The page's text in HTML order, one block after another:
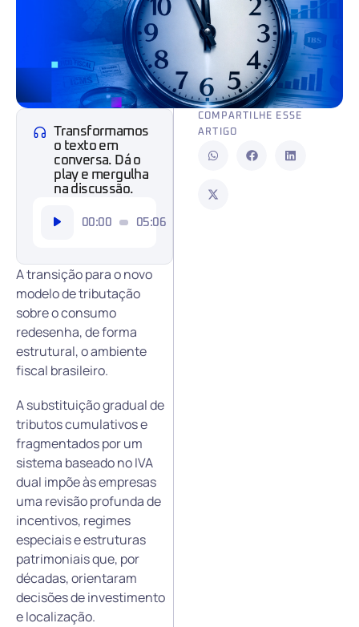
Transformamos
o texto em
conversa. Dá o
play e mergulha
na discussão.
Tocador00:00 05:06
A transição para o novo
modelo de tributação
sobre o consumo
redesenha, de forma
estrutural, o ambiente
fiscal brasileiro.
A substituição gradual de
tributos cumulativos e
fragmentados por um
sistema baseado no IVA
dual impõe às empresas
uma revisão profunda de
incentivos, regimes
especiais e estruturas
patrimoniais que, por
décadas, orientaram
decisões de investimento
e localização.
COMPARTILHE ESSE
ARTIGO